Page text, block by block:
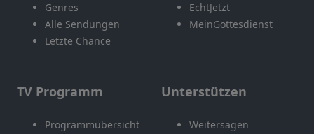
Genres
Alle Sendungen
Letzte Chance
EchtJetzt
MeinGottesdienst
TV Programm
Programmübersicht
Unterstützen
Weitersagen